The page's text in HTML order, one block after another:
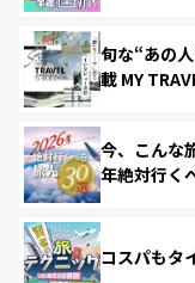
旬な“あの
載 MY
今、こんな
年絶対行く
コスパもタ